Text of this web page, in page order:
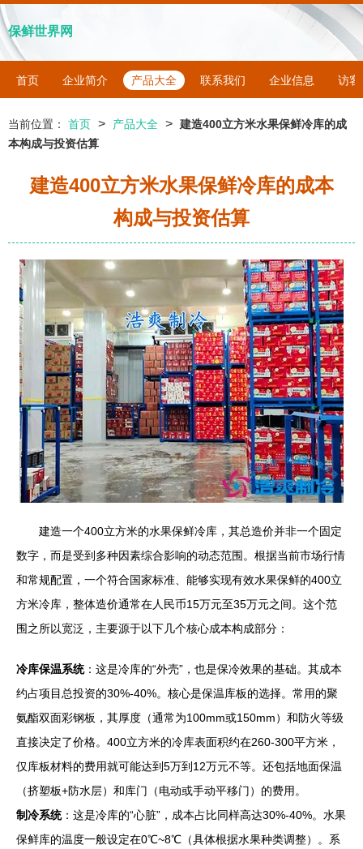
保鲜世界网
首页 企业简介 产品大全 联系我们 企业信息 访客
当前位置： 首页 > 产品大全 > 建造400立方米水果保鲜冷库的成
本构成与投资估算
建造400立方米水果保鲜冷库的成本
构成与投资估算
建造一个400立方米的水果保鲜冷库，其总造价并非一个固定
数字，而是受到多种因素综合影响的动态范围。根据当前市场行情
和常规配置，一个符合国家标准、能够实现有效水果保鲜的400立
方米冷库，整体造价通常在人民币15万元至35万元之间。这个范
围之所以宽泛，主要源于以下几个核心成本构成部分：
冷库保温系统：这是冷库的“外壳”，也是保冷效果的基础。其成本
约占项目总投资的30%-40%。核心是保温库板的选择。常用的聚
氨酯双面彩钢板，其厚度（通常为100mm或150mm）和防火等级
直接决定了价格。400立方米的冷库表面积约在260-300平方米，
仅库板材料的费用就可能达到5万到12万元不等。还包括地面保温
（挤塑板+防水层）和库门（电动或手动平移门）的费用。
制冷系统：这是冷库的“心脏”，成本占比同样高达30%-40%。水果
保鲜库的温度一般设定在0℃~8℃（具体根据水果种类调整）。系